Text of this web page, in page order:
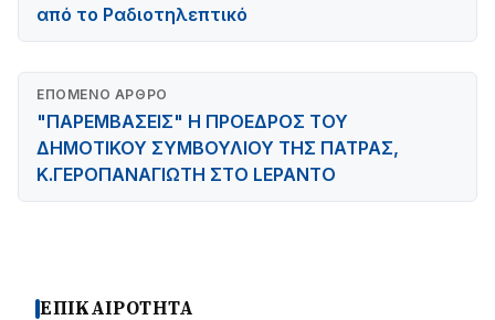
από το Ραδιοτηλεπτικό
ΕΠΌΜΕΝΟ ΆΡΘΡΟ
"ΠΑΡΕΜΒΑΣΕΙΣ" Η ΠΡΟΕΔΡΟΣ ΤΟΥ
ΔΗΜΟΤΙΚΟΥ ΣΥΜΒΟΥΛΙΟΥ ΤΗΣ ΠΑΤΡΑΣ,
Κ.ΓΕΡΟΠΑΝΑΓΙΩΤΗ ΣΤΟ LEPANTO
ΕΠΙΚΑΙΡΟΤΗΤΑ